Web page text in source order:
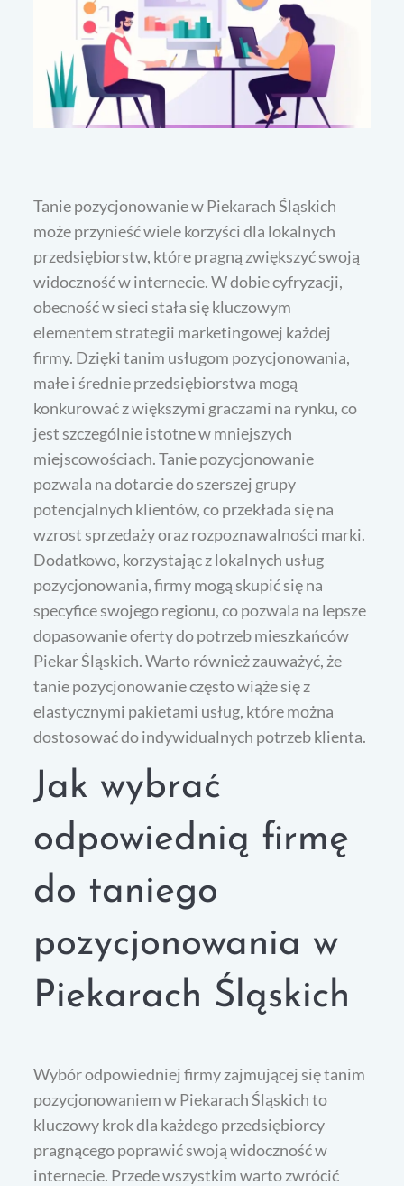
Tanie pozycjonowanie w Piekarach Śląskich
może przynieść wiele korzyści dla lokalnych
przedsiębiorstw, które pragną zwiększyć swoją
widoczność w internecie. W dobie cyfryzacji,
obecność w sieci stała się kluczowym
elementem strategii marketingowej każdej
firmy. Dzięki tanim usługom pozycjonowania,
małe i średnie przedsiębiorstwa mogą
konkurować z większymi graczami na rynku, co
jest szczególnie istotne w mniejszych
miejscowościach. Tanie pozycjonowanie
pozwala na dotarcie do szerszej grupy
potencjalnych klientów, co przekłada się na
wzrost sprzedaży oraz rozpoznawalności marki.
Dodatkowo, korzystając z lokalnych usług
pozycjonowania, firmy mogą skupić się na
specyfice swojego regionu, co pozwala na lepsze
dopasowanie oferty do potrzeb mieszkańców
Piekar Śląskich. Warto również zauważyć, że
tanie pozycjonowanie często wiąże się z
elastycznymi pakietami usług, które można
dostosować do indywidualnych potrzeb klienta.
Jak wybrać
odpowiednią firmę
do taniego
pozycjonowania w
Piekarach Śląskich
Wybór odpowiedniej firmy zajmującej się tanim
pozycjonowaniem w Piekarach Śląskich to
kluczowy krok dla każdego przedsiębiorcy
pragnącego poprawić swoją widoczność w
internecie. Przede wszystkim warto zwrócić